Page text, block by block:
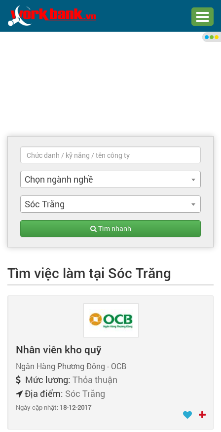
Việc làm mới nhất
Tìm việc làm
Tạo hồ sơ
Cẩm nang việc làm
Bạn cần tuyển người
Chọn ngành nghề
Sóc Trăng
Tìm nhanh
Tìm việc làm tại Sóc Trăng
Nhân viên kho quỹ
Ngân Hàng Phương Đông - OCB
Mức lương: Thỏa thuận
Địa điểm: Sóc Trăng
Ngày cập nhật: 18-12-2017